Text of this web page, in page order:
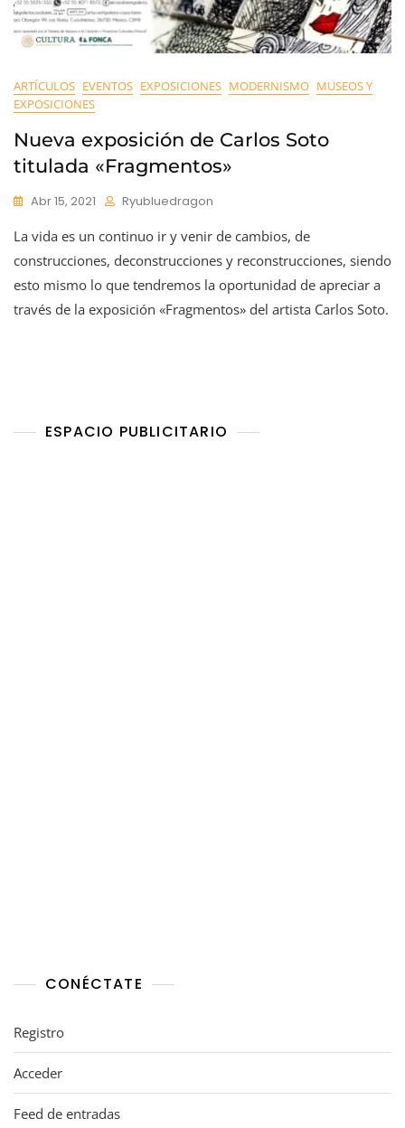
ARTÍCULOS EVENTOS EXPOSICIONES MODERNISMO MUSEOS Y
EXPOSICIONES
Nueva exposición de Carlos Soto
titulada «Fragmentos»
Abr 15, 2021 Ryubluedragon
La vida es un continuo ir y venir de cambios, de
construcciones, deconstrucciones y reconstrucciones, siendo
esto mismo lo que tendremos la oportunidad de apreciar a
través de la exposición «Fragmentos» del artista Carlos Soto.
ESPACIO PUBLICITARIO
CONÉCTATE
Registro
Acceder
Feed de entradas